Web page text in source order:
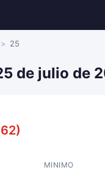
25
de julio de
MINIMO